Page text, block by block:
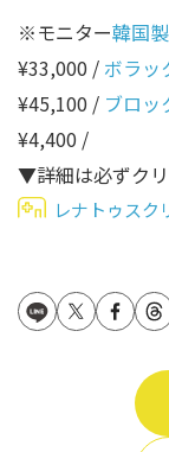
唇
口角
顎
首
立ち耳
※モニター韓国
¥33,000 / ボラッ
¥45,100 / ブロッ
¥4,400 /
▼詳細は必ずク
レナトゥスク